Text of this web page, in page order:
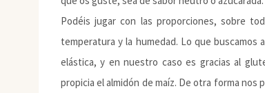
Podéis jugar con las proporciones, sobre
temperatura y la humedad. Lo que buscamos
elástica, y en nuestro caso es gracias al
propicia el almidón de maíz. De otra forma nos